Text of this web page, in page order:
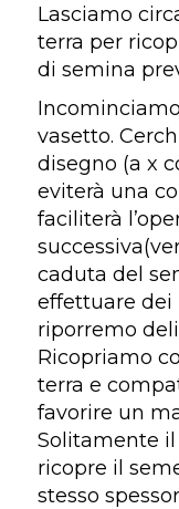
Lasciamo
terra per
di semina
vasetto.
disegno (a x
eviterà una
faciliterà
caduta del
effettuare dei
riporremo
Ricopriamo
terra e
favorire un
Solitamente
ricopre il
stesso